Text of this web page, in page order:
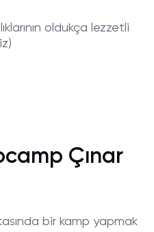
oldukça lezzetli
Çınar
bir kamp yapmak